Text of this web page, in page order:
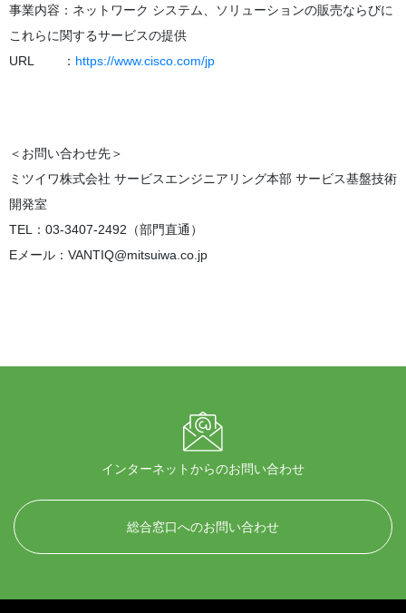
事業内容：ネットワーク システム、ソリューションの販売ならびに
これらに関するサービスの提供
URL ： https://www.cisco.com/jp
＜お問い合わせ先＞
ミツイワ株式会社 サービスエンジニアリング本部 サービス基盤技術
開発室
TEL：03-3407-2492（部門直通）
Eメール：VANTIQ@mitsuiwa.co.jp
インターネットからのお問い合わせ
総合窓口へのお問い合わせ